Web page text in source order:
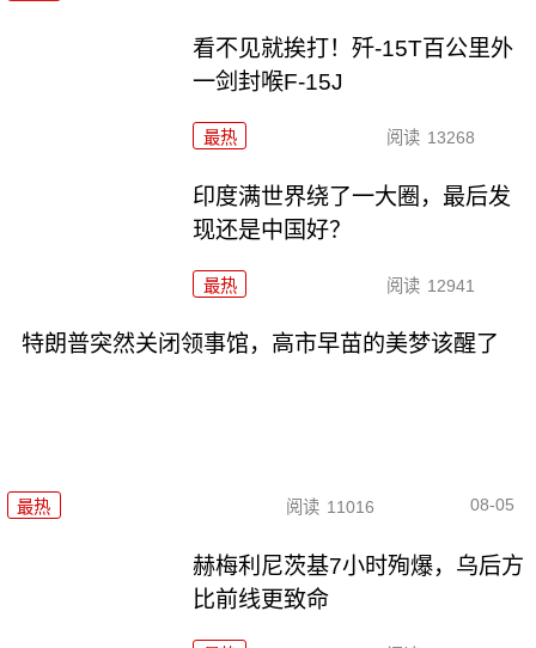
看不见就挨打！歼-15T百公里外
一剑封喉F-15J
最热 阅读 13268
印度满世界绕了一大圈，最后发
现还是中国好？
最热 阅读 12941
特朗普突然关闭领事馆，高市早苗的美梦该醒了
最热 阅读 11016 08-05
赫梅利尼茨基7小时殉爆，乌后方
比前线更致命